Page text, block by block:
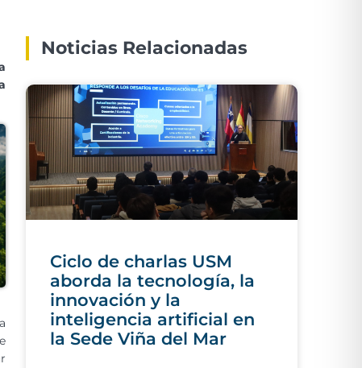
Noticias Relacionadas
Ciclo de charlas USM
aborda la tecnología, la
innovación y la
inteligencia artificial en
la Sede Viña del Mar